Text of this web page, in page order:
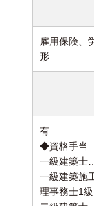
雇用保険、
形
有
◆資格手当
一級建築士
一級建築施
理事務士1